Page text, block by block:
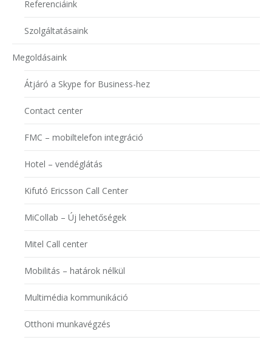
Referenciáink
Szolgáltatásaink
Megoldásaink
Átjáró a Skype for Business-hez
Contact center
FMC – mobiltelefon integráció
Hotel – vendéglátás
Kifutó Ericsson Call Center
MiCollab – Új lehetőségek
Mitel Call center
Mobilitás – határok nélkül
Multimédia kommunikáció
Otthoni munkavégzés